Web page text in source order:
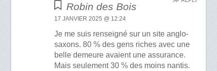
Robin des Bois
17 JANVIER 2025 @ 12:24
Je me suis renseigné sur un site anglo-
saxons. 80 % des gens riches avec une
belle demeure avaient une assurance.
Mais seulement 30 % des moins nantis.